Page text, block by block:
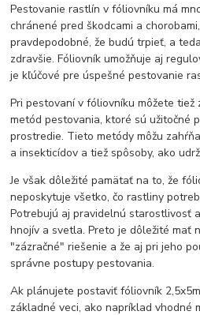
Pestovanie rastlín v fóliovníku má
chránené pred škodcami a
pravdepodobné, že budú trpieť, a
zdravšie. Fóliovník umožňuje aj
je kľúčové pre úspešné pestovanie
Pri pestovaní v fóliovníku môžete tiež
metód pestovania, ktoré sú užitočné
prostredie. Tieto metódy môžu
a insekticídov a tiež spôsoby, ako
Je však dôležité pamätať na to, že
neposkytuje všetko, čo rastliny
Potrebujú aj pravidelnú starostlivosť
hnojív a svetla. Preto je dôležité mať
"zázračné" riešenie a že aj pri jeho
správne postupy pestovania.
Ak plánujete postaviť fóliovník
základné veci, ako napríklad vhodné